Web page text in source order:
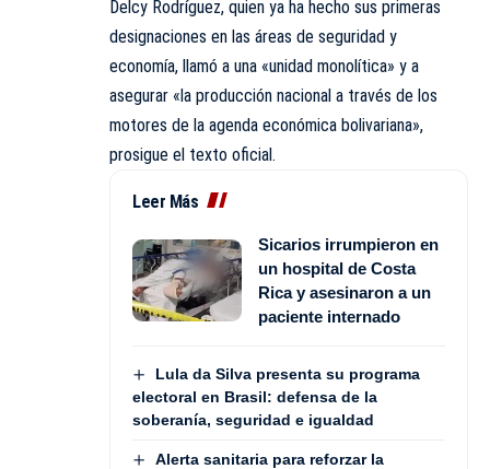
Delcy Rodríguez, quien ya ha hecho sus primeras
designaciones en las áreas de seguridad y
economía, llamó a una «unidad monolítica» y a
asegurar «la producción nacional a través de los
motores de la agenda económica bolivariana»,
prosigue el texto oficial.
Leer Más
Sicarios irrumpieron en
un hospital de Costa
Rica y asesinaron a un
paciente internado
Lula da Silva presenta su programa
electoral en Brasil: defensa de la
soberanía, seguridad e igualdad
Alerta sanitaria para reforzar la